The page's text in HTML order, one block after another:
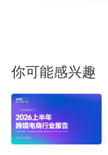
你可能感兴趣